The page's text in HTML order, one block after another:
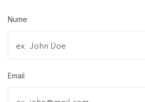
Nume
Email